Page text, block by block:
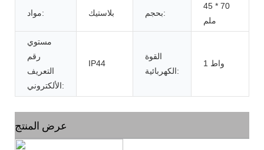
مواد: بلاستيك بحجم:
45 * 70
ملم
مستوي
رقم
التعريف
الألكتروني:
IP44
القوة
الكهربائية:
1 واط
عرض المنتج